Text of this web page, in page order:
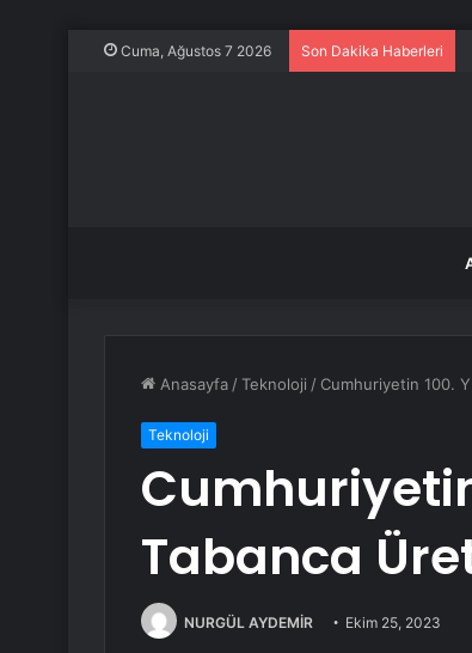
Cuma, Ağustos 7 2026 Son Dakika Haberleri
Anasayfa /Teknoloji / Cumhuriyetin 100.
Teknoloji
Cumhuriyetin
Tabanca
NURGÜL AYDEMİR Ekim 25, 2023